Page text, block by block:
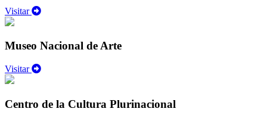
Visitar
Museo Nacional de Arte
Visitar
Centro de la Cultura Plurinacional